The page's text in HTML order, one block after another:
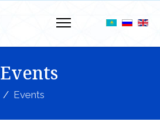
Events
Events